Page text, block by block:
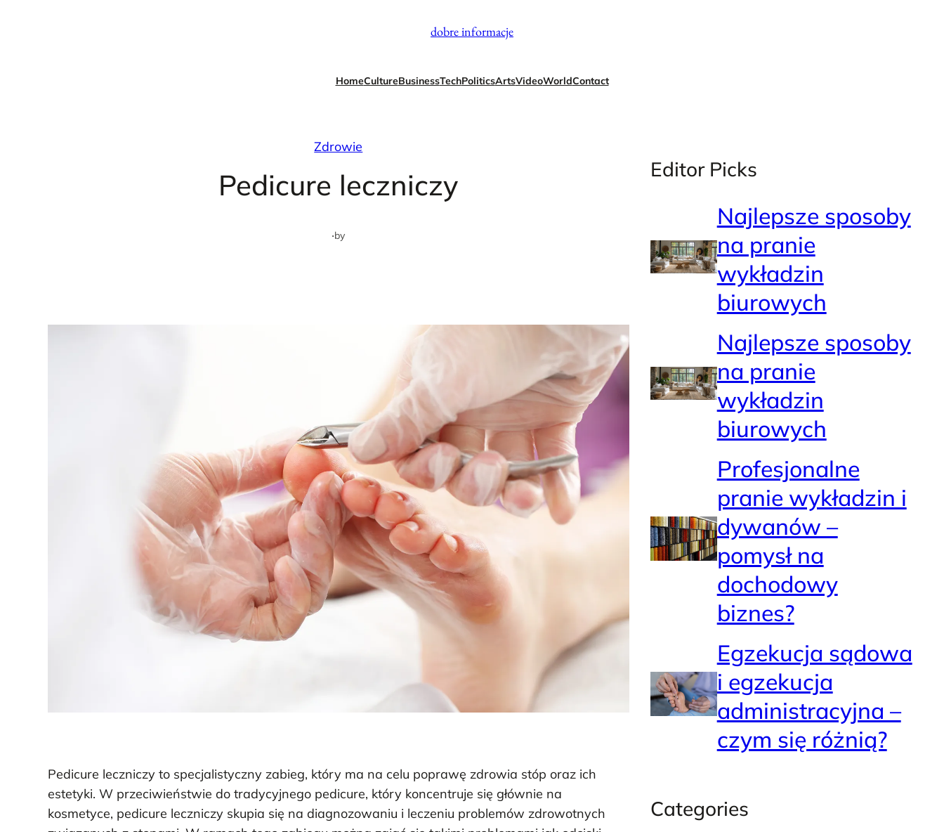
dobre informacje
HomeCultureBusinessTechPoliticsArtsVideoWorldContact
Zdrowie
Pedicure leczniczy
·by
Pedicure leczniczy to specjalistyczny zabieg, który ma na celu poprawę zdrowia stóp oraz ich
estetyki. W przeciwieństwie do tradycyjnego pedicure, który koncentruje się głównie na
kosmetyce, pedicure leczniczy skupia się na diagnozowaniu i leczeniu problemów zdrowotnych
Editor Picks
Najlepsze sposoby
na pranie
wykładzin
biurowych
Najlepsze sposoby
na pranie
wykładzin
biurowych
Profesjonalne
pranie wykładzin i
dywanów –
pomysł na
dochodowy
biznes?
Egzekucja sądowa
i egzekucja
administracyjna –
czym się różnią?
Categories